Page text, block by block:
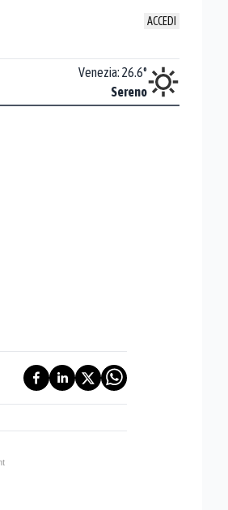
ACCEDI
Venezia: 26.6°
Sereno